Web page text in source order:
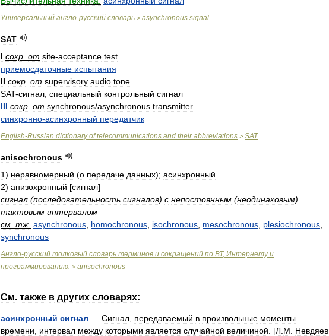
Универсальный англо-русский словарь > asynchronous signal
SAT
I сокр от site-acceptance test
приемосдаточные испытания
II сокр от supervisory audio tone
SAT-сигнал специальный контрольный сигнал
III сокр от synchronous/asynchronous transmitter
синхронно-асинхронный передатчик
English-Russian dictionary of telecommunications and their abbreviations > SAT
anisochronous
1) неравномерный (о передаче данных); асинхронный
2) анизохронный [сигнал]
сигнал (последовательность сигналов) с непостоянным (неодинаковым)
тактовым интервалом
см тж asynchronous homochronous isochronous mesochronous plesiochronous
synchronous
Англо-русский толковый словарь терминов и сокращений по ВТ, Интернету и
программированию. > anisochronous
См. также в других словарях:
асинхронный сигнал — Сигнал передаваемый в произвольные моменты
времени
интервал между которыми является случайной величиной . [Л М Невдяев